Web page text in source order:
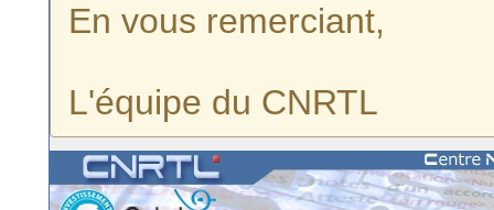
En vous remerciant,
L'équipe du CNRTL